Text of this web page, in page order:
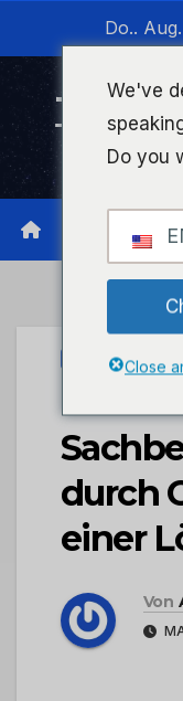
wechseln
Do..
UNCATEGORIZED
POL-
durch
einer
Von
We've
Do you
Close